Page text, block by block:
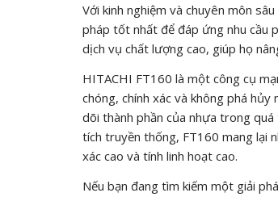
Với kinh nghiệm và chuyên môn
pháp tốt nhất để đáp ứng nhu cầu
dịch vụ chất lượng cao, giúp họ
HITACHI FT160 là một công cụ
chóng, chính xác và không phá
dõi thành phần của nhựa trong
tích truyền thống, FT160 mang lại
xác cao và tính linh hoạt cao.
Nếu bạn đang tìm kiếm một giải